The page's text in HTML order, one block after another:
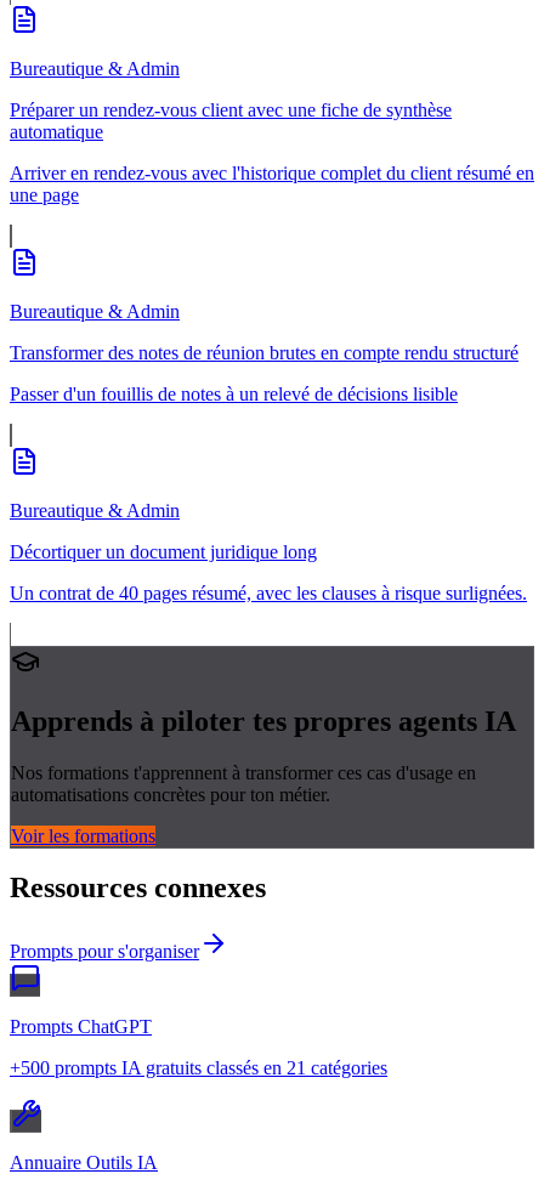
Bureautique & Admin
Préparer un rendez-vous client avec une fiche de synthèse
automatique
Arriver en rendez-vous avec l'historique complet du client résumé en
une page
Bureautique & Admin
Transformer des notes de réunion brutes en compte rendu structuré
Passer d'un fouillis de notes à un relevé de décisions lisible
Bureautique & Admin
Décortiquer un document juridique long
Un contrat de 40 pages résumé, avec les clauses à risque surlignées.
Apprends à piloter tes propres agents IA
Nos formations t'apprennent à transformer ces cas d'usage en
automatisations concrètes pour ton métier.
Voir les formations
Ressources connexes
Prompts pour s'organiser
Prompts ChatGPT
+500 prompts IA gratuits classés en 21 catégories
Annuaire Outils IA